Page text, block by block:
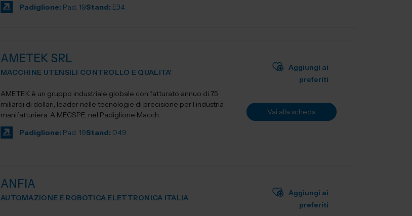
Padiglione: Pad. 19Stand: E34
AMETEK SRL
MACCHINE UTENSILI CONTROLLO E QUALITA'
AMETEK è un gruppo industriale globale con fatturato annuo di 7.5
miliardi di dollari, leader nelle tecnologie di precisione per l’industria
manifatturiera. A MECSPE, nel Padiglione Macch...
Padiglione: Pad. 19Stand: D49
Aggiungi ai
preferiti
Vai alla scheda
ANFIA
AUTOMAZIONE E ROBOTICA ELETTRONICA ITALIA
Aggiungi ai
preferiti